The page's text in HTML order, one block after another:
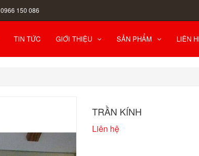
0966 150 086
TIN TỨC GIỚI THIỆU SẢN PHẨM LIÊN
TRẦN KÍNH
Liên hệ